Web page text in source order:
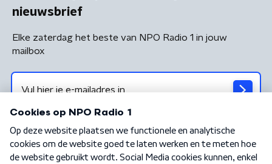
nieuwsbrief
Elke zaterdag het beste van NPO Radio 1 in jouw
mailbox